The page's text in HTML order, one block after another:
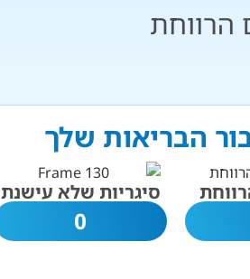
הרווחת
הבריאות שלך
סיגריות שלא עישנת
0